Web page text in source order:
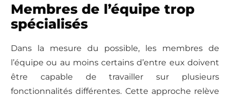
Membres de l’équipe trop
spécialisés
Dans la mesure du possible, les membres de
l’équipe ou au moins certains d’entre eux doivent
être capable de travailler sur plusieurs
fonctionnalités différentes. Cette approche relève